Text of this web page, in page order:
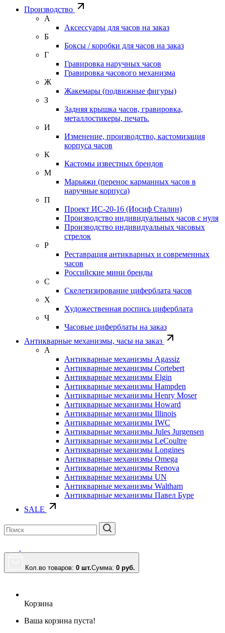
Производство
А
Аксессуары для часов на заказ
Б
Боксы / коробки для часов на заказ
Г
Гравировка наручных часов
Гравировка часового механизма
Ж
Жакемары (подвижные фигуры)
З
Задняя крышка часов, гравировка,
металлостикеры, печать.
И
Изменение, производство, кастомизация
корпуса часов
К
Кастомы известных брендов
М
Марьяжи (перенос карманных часов в
наручные корпуса)
П
Проект ИС-20-16 (Иосиф Сталин)
Производство индивидуальных часов с нуля
Производство индивидуальных часовых
стрелок
Р
Реставрация антикварных и современных
часов
Российские мини бренды
С
Скелетизирование циферблата часов
Х
Художественная роспись циферблата
Ч
Часовые циферблаты на заказ
Антикварные механизмы, часы на заказ
А
Антикварные механизмы Agassiz
Антикварные механизмы Cortebert
Антикварные механизмы Elgin
Антикварные механизмы Hampden
Антикварные механизмы Henry Moser
Антикварные механизмы Howard
Антикварные механизмы Illinois
Антикварные механизмы IWC
Антикварные механизмы Jules Jurgensen
Антикварные механизмы LeCoultre
Антикварные механизмы Longines
Антикварные механизмы Omega
Антикварные механизмы Renova
Антикварные механизмы UN
Антикварные механизмы Waltham
Антикварные механизмы Павел Буре
SALE
Кол.во товаров: 0 шт.Сумма: 0 руб.
Корзина
Ваша корзина пуста!